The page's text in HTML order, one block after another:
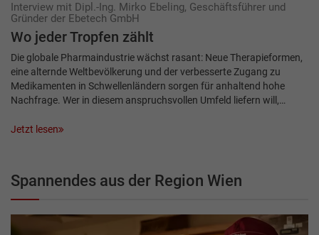
Interview mit Dipl.-Ing. Mirko Ebeling, Geschäftsführer und
Gründer der Ebetech GmbH
Wo jeder Tropfen zählt
Die globale Pharmaindustrie wächst rasant: Neue Therapieformen,
eine alternde Weltbevölkerung und der verbesserte Zugang zu
Medikamenten in Schwellenländern sorgen für anhaltend hohe
Nachfrage. Wer in diesem anspruchsvollen Umfeld liefern will,…
Jetzt lesen
Spannendes aus der Region Wien